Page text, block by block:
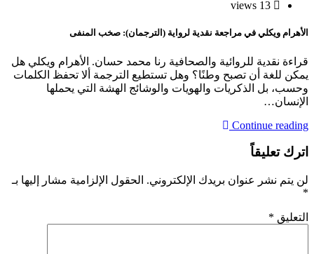
الأهرام ويكلي في مراجعة نقدية لرواية (الترجمان): صخب المنفى
قراءة نقدية للروائية والصحافية رنا محمد حسان. الأهرام ويكلي هل
يمكن للغة أن تصبح وطنًا؟ وهل تستطيع الترجمة ألا تحفظ الكلمات
وحسب، بل الذكريات والهويات والوشائج الهشة التي يحملها
الإنسان…
Continue reading
اترك تعليقاً
لن يتم نشر عنوان بريدك الإلكتروني. الحقول الإلزامية مشار إليها بـ
*
التعليق *